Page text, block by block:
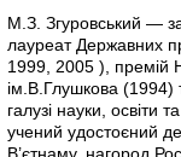
М.З. Згуровський —
лауреат Державних
1999, 2005 ), премій
ім.В.Глушкова
галузі науки, освіти
учений удостоєний
В’єтнаму, нагород